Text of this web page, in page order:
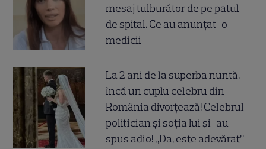
mesaj tulburător de pe patul
de spital. Ce au anunțat-o
medicii
La 2 ani de la superba nuntă,
încă un cuplu celebru din
România divorțează! Celebrul
politician și soția lui și-au
spus adio! „Da, este adevărat”